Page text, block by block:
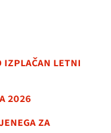
izplačan letni
2026
za